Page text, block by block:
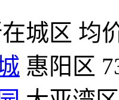
城区 均
惠阳区